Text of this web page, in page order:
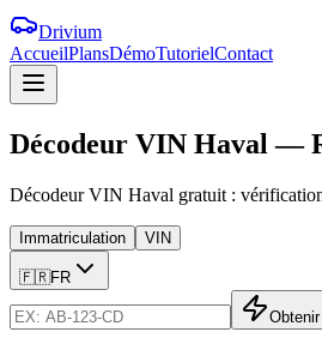
Drivium
AccueilPlansDémoTutorielContact
Décodeur VIN Haval—
Décodeur VIN Haval gratuit : vérification
Immatriculation VIN
🇫🇷FR